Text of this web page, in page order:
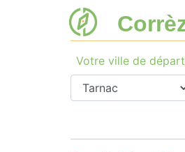
Votre ville de départ